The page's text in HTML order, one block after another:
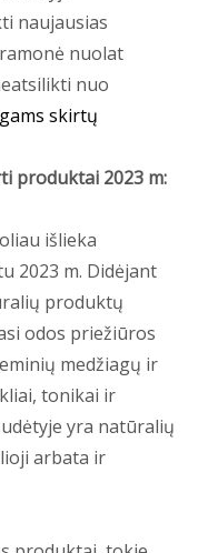
naujausias
nuolat
nuo
skirtų
produktai 2023 m:
išlieka
2023 m. Didėjant
produktų
odos priežiūros
medžiagų ir
tonikai ir
yra natūralių
arbata ir